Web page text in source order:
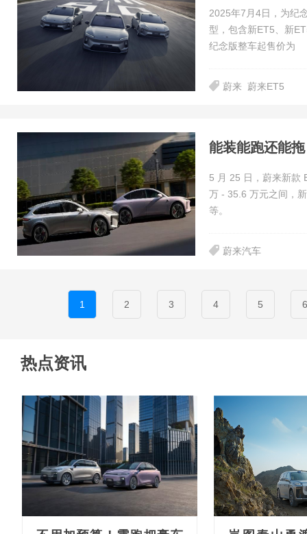
2025年7月4日，为纪
型，包含新ET5、新
纪念版整车起售价为
蔚来 蔚来ET5
5 月 25 日，蔚来新款
万 - 35.6 万元之间，
等。
蔚来汽车
1 2 3 4 5 6
热点资讯